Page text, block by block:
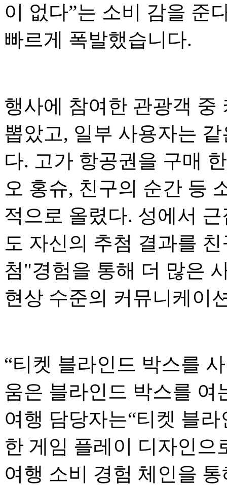
이 없다”는 소비 감을 준
빠르게 폭발했습니다.
행사에 참여한 관광객 중
뽑았고, 일부 사용자는
다. 고가 항공권을 구매
오 홍슈, 친구의 순간 등
적으로 올렸다. 성에서
도 자신의 추첨 결과를
첨"경험을 통해 더 많은
현상 수준의 커뮤니케이
“티켓 블라인드 박스를
움은 블라인드 박스를 여
여행 담당자는“티켓 블
한 게임 플레이 디자인으
여행 소비 경험 체인을